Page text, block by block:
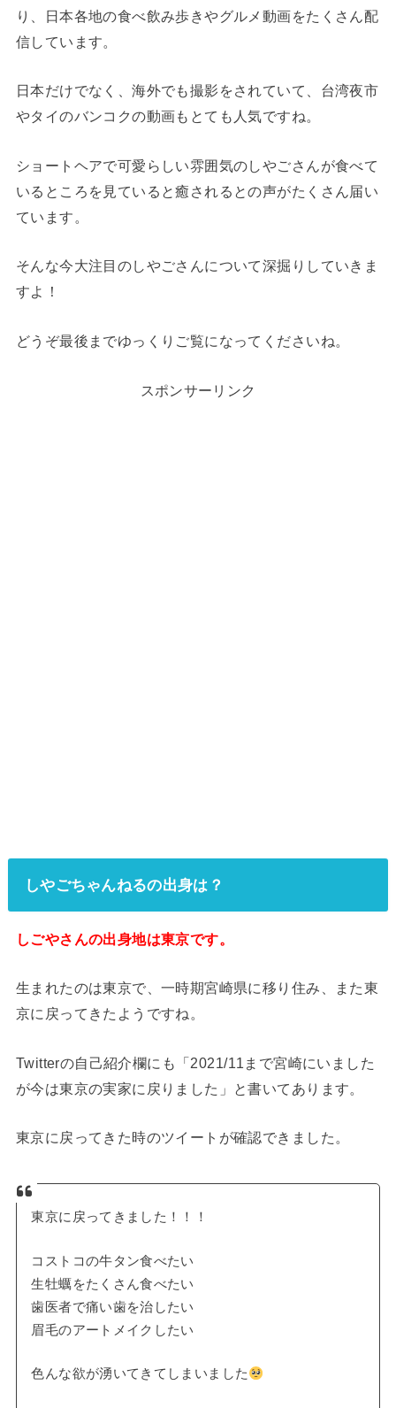
り、日本各地の食べ飲み歩きやグルメ動画をたくさん配
信しています。
日本だけでなく、海外でも撮影をされていて、台湾夜市
やタイのバンコクの動画もとても人気ですね。
ショートヘアで可愛らしい雰囲気のしやごさんが食べて
いるところを見ていると癒されるとの声がたくさん届い
ています。
そんな今大注目のしやごさんについて深掘りしていきま
すよ！
どうぞ最後までゆっくりご覧になってくださいね。
スポンサーリンク
しやごちゃんねるの出身は？
しごやさんの出身地は東京です。
生まれたのは東京で、一時期宮崎県に移り住み、また東
京に戻ってきたようですね。
Twitterの自己紹介欄にも「2021/11まで宮崎にいました
が今は東京の実家に戻りました」と書いてあります。
東京に戻ってきた時のツイートが確認できました。
東京に戻ってきました！！！
コストコの牛タン食べたい
生牡蠣をたくさん食べたい
歯医者で痛い歯を治したい
眉毛のアートメイクしたい
色んな欲が湧いてきてしまいました